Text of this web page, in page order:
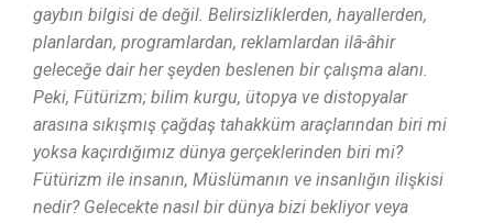
gaybın bilgisi de değil. Belirsizliklerden, hayallerden,
planlardan, programlardan, reklamlardan ilâ-âhir
geleceğe dair her şeyden beslenen bir çalışma alanı.
Peki, Fütürizm; bilim kurgu, ütopya ve distopyalar
arasına sıkışmış çağdaş tahakküm araçlarından biri mi
yoksa kaçırdığımız dünya gerçeklerinden biri mi?
Fütürizm ile insanın, Müslümanın ve insanlığın ilişkisi
nedir? Gelecekte nasıl bir dünya bizi bekliyor veya